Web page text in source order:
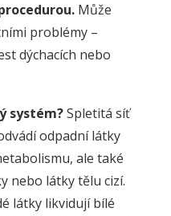
Může
problémy –
dýchacích nebo
systém?Spletitá síť
odpadní látky
ale také
nebo látky tělu cizí.
látky likvidují bílé